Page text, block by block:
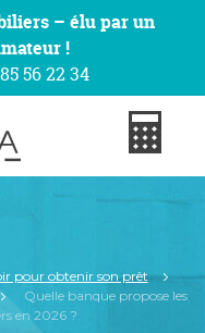
– élu par un
!
56 22 34
pour obtenir son prêt
Quelle banque propose les
en 2026 ?